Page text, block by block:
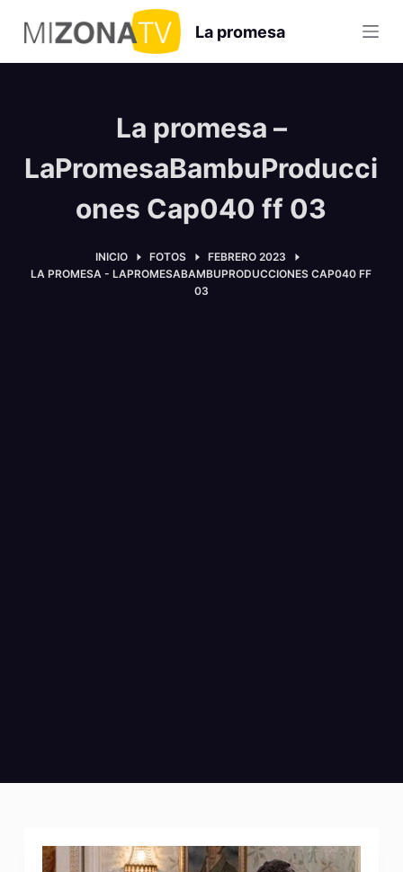
S
a
l
La promesa
La promesa –
LaPromesaBambuProducci
ones Cap040 ff 03
INICIO FOTOS
FEBRERO 2023
LA PROMESA - LAPROMESABAMBUPRODUCCIONES CAP040 FF
03